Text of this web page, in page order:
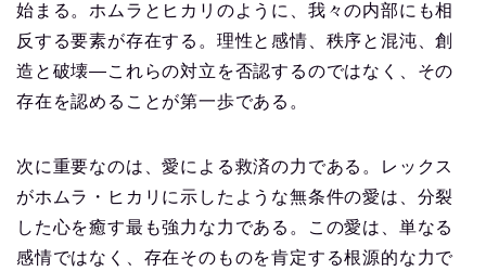
始まる。ホムラとヒカリのように、我々の内部にも相
反する要素が存在する。理性と感情、秩序と混沌、創
造と破壊—これらの対立を否認するのではなく、その
存在を認めることが第一歩である。
次に重要なのは、愛による救済の力である。レックス
がホムラ・ヒカリに示したような無条件の愛は、分裂
した心を癒す最も強力な力である。この愛は、単なる
感情ではなく、存在そのものを肯定する根源的な力で